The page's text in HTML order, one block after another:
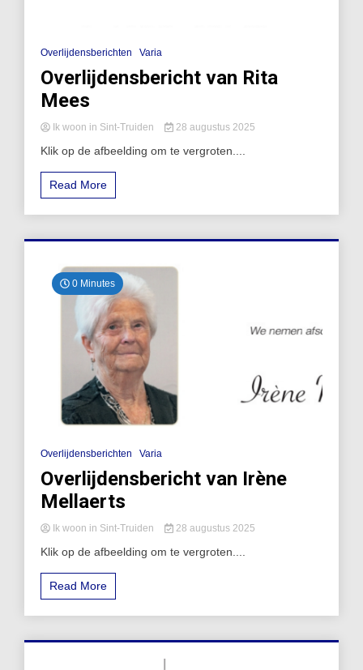
Overlijdensberichten Varia
Overlijdensbericht van Rita
Mees
Ik woon in Sint-Truiden 28 augustus 2025
Klik op de afbeelding om te vergroten....
Read More
0 Minutes
Overlijdensberichten Varia
Overlijdensbericht van Irène
Mellaerts
Ik woon in Sint-Truiden 28 augustus 2025
Klik op de afbeelding om te vergroten....
Read More